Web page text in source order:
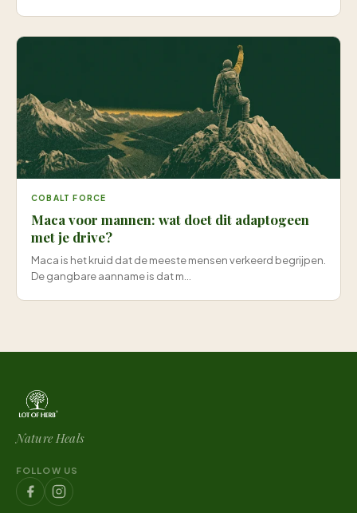
COBALT FORCE
Maca voor mannen: wat doet dit adaptogeen
met je drive?
Maca is het kruid dat de meeste mensen verkeerd begrijpen.
De gangbare aanname is dat m...
Nature Heals
FOLLOW US